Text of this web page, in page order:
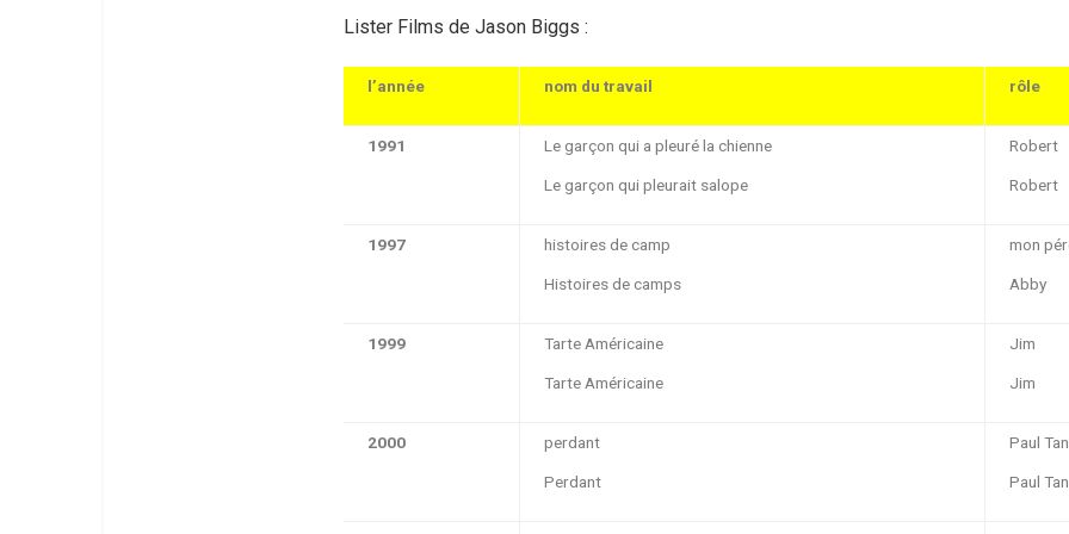
Lister Films de Jason Biggs :
l’année nom du travail rôle
1991 Le garçon qui a pleuré la chienne
Le garçon qui pleurait salope
Robert
Robert
1997 histoires de camp
Histoires de camps
mon
Abby
1999 Tarte Américaine
Tarte Américaine
Jim
Jim
2000 perdant
Perdant
Paul
Paul